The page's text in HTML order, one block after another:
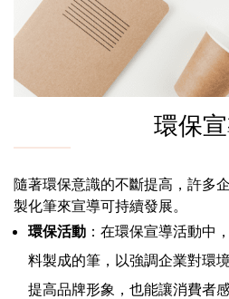
環保
隨著環保意識的不斷提高，許多
製化筆來宣導可持續發展。
環保活動 ：在環保宣導活動中
料製成的筆，以強調企業對環
提高品牌形象，也能讓消費者